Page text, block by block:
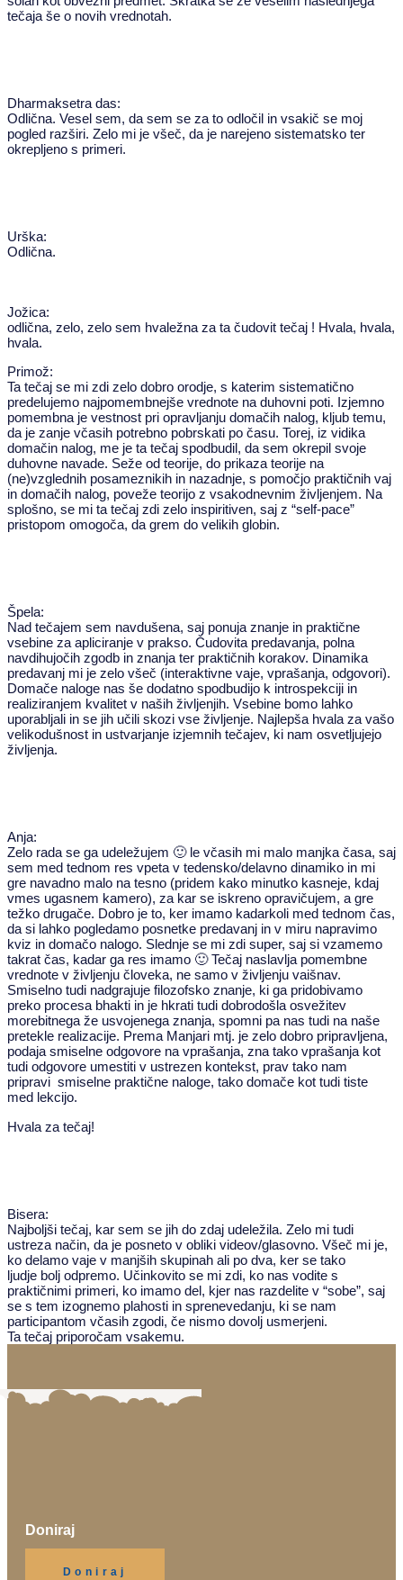
tečaja še o novih vrednotah.
Dharmaksetra das:
Odlična. Vesel sem, da sem se za to odločil in vsakič se moj
pogled razširi. Zelo mi je všeč, da je narejeno sistematsko ter
okrepljeno s primeri.
Urška:
Odlična.
Jožica:
odlična, zelo, zelo sem hvaležna za ta čudovit tečaj ! Hvala, hvala,
hvala.
Primož:
Ta tečaj se mi zdi zelo dobro orodje, s katerim sistematično
predelujemo najpomembnejše vrednote na duhovni poti. Izjemno
pomembna je vestnost pri opravljanju domačih nalog, kljub temu,
da je zanje včasih potrebno pobrskati po času. Torej, iz vidika
domačin nalog, me je ta tečaj spodbudil, da sem okrepil svoje
duhovne navade. Seže od teorije, do prikaza teorije na
(ne)vzglednih posameznikih in nazadnje, s pomočjo praktičnih vaj
in domačih nalog, poveže teorijo z vsakodnevnim življenjem. Na
splošno, se mi ta tečaj zdi zelo inspiritiven, saj z “self-pace”
pristopom omogoča, da grem do velikih globin.
Špela:
Nad tečajem sem navdušena, saj ponuja znanje in praktične
vsebine za apliciranje v prakso. Čudovita predavanja, polna
navdihujočih zgodb in znanja ter praktičnih korakov. Dinamika
predavanj mi je zelo všeč (interaktivne vaje, vprašanja, odgovori).
Domače naloge nas še dodatno spodbudijo k introspekciji in
realiziranjem kvalitet v naših življenjih. Vsebine bomo lahko
uporabljali in se jih učili skozi vse življenje. Najlepša hvala za vašo
velikodušnost in ustvarjanje izjemnih tečajev, ki nam osvetljujejo
življenja.
Anja:
Zelo rada se ga udeležujem 🙂 le včasih mi malo manjka časa, saj
sem med tednom res vpeta v tedensko/delavno dinamiko in mi
gre navadno malo na tesno (pridem kako minutko kasneje, kdaj
vmes ugasnem kamero), za kar se iskreno opravičujem, a gre
težko drugače. Dobro je to, ker imamo kadarkoli med tednom čas,
da si lahko pogledamo posnetke predavanj in v miru napravimo
kviz in domačo nalogo. Slednje se mi zdi super, saj si vzamemo
takrat čas, kadar ga res imamo 🙂 Tečaj naslavlja pomembne
vrednote v življenju človeka, ne samo v življenju vaišnav.
Smiselno tudi nadgrajuje filozofsko znanje, ki ga pridobivamo
preko procesa bhakti in je hkrati tudi dobrodošla osvežitev
morebitnega že usvojenega znanja, spomni pa nas tudi na naše
pretekle realizacije. Prema Manjari mtj. je zelo dobro pripravljena,
podaja smiselne odgovore na vprašanja, zna tako vprašanja kot
tudi odgovore umestiti v ustrezen kontekst, prav tako nam
pripravi smiselne praktične naloge, tako domače kot tudi tiste
med lekcijo.
Hvala za tečaj!
Bisera:
Najboljši tečaj, kar sem se jih do zdaj udeležila. Zelo mi tudi
ustreza način, da je posneto v obliki videov/glasovno. Všeč mi je,
ko delamo vaje v manjših skupinah ali po dva, ker se tako
ljudje bolj odpremo. Učinkovito se mi zdi, ko nas vodite s
praktičnimi primeri, ko imamo del, kjer nas razdelite v “sobe”, saj
se s tem izognemo plahosti in sprenevedanju, ki se nam
participantom včasih zgodi, če nismo dovolj usmerjeni.
Ta tečaj priporočam vsakemu.
Doniraj
Doniraj